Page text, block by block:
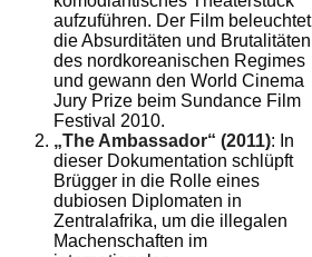
aufzuführen. Der Film beleuchtet
die Absurditäten und Brutalitäten
des nordkoreanischen Regimes
und gewann den World Cinema
Jury Prize beim Sundance Film
Festival 2010.
„The Ambassador“ (2011): In
dieser Dokumentation schlüpft
Brügger in die Rolle eines
dubiosen Diplomaten in
Zentralafrika, um die illegalen
Machenschaften im